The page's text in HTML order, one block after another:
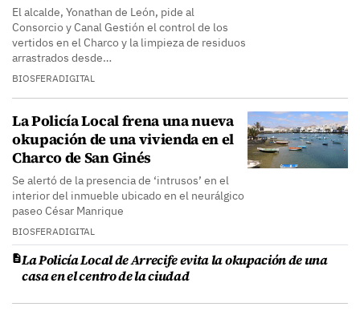
El alcalde, Yonathan de León, pide al
Consorcio y Canal Gestión el control de los
vertidos en el Charco y la limpieza de residuos
arrastrados desde…
BIOSFERADIGITAL
La Policía Local frena una nueva
okupación de una vivienda en el
Charco de San Ginés
Se alertó de la presencia de ‘intrusos’ en el
interior del inmueble ubicado en el neurálgico
paseo César Manrique
BIOSFERADIGITAL
La Policía Local de Arrecife evita la okupación de una
casa en el centro de la ciudad